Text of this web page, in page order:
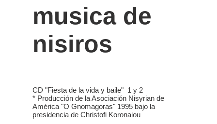
musica de
nisiros
CD "Fiesta de la vida y baile" 1 y 2
* Producción de la Asociación Nisyrian de
América "O Gnomagoras" 1995 bajo la
presidencia de Christofi Koronaiou